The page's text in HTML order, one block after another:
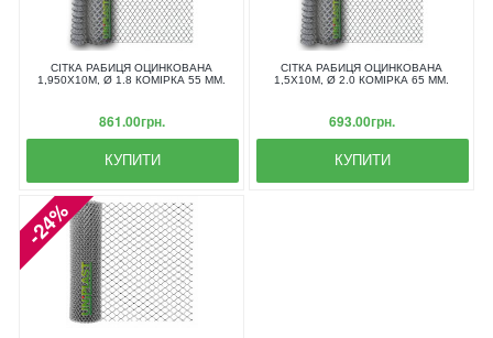
СІТКА РАБИЦЯ ОЦИНКОВАНА
1,950X10М, Ø 1.8 КОМІРКА 55 ММ.
861.00грн.
КУПИТИ
СІТКА РАБИЦЯ ОЦИНКОВАНА
1,5X10М, Ø 2.0 КОМІРКА 65 ММ.
693.00грн.
КУПИТИ
-24%